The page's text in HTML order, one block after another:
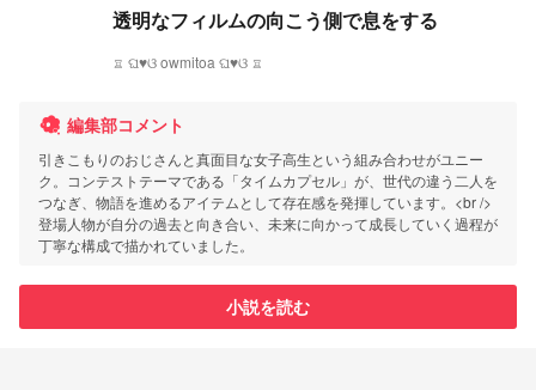
透明なフィルムの向こう側で息をする
♖ ଘ♥ଓ owmitoa ଘ♥ଓ ♖
編集部コメント
引きこもりのおじさんと真面目な女子高生という組み合わせがユニー
ク。コンテストテーマである「タイムカプセル」が、世代の違う二人を
つなぎ、物語を進めるアイテムとして存在感を発揮しています。<br />
登場人物が自分の過去と向き合い、未来に向かって成長していく過程が
丁寧な構成で描かれていました。
小説を読む